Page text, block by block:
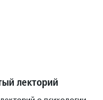
лекторий